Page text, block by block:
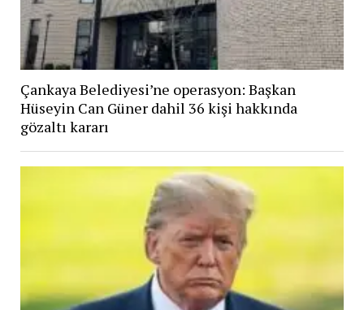
Çankaya Belediyesi’ne operasyon: Başkan
Hüseyin Can Güner dahil 36 kişi hakkında
gözaltı kararı